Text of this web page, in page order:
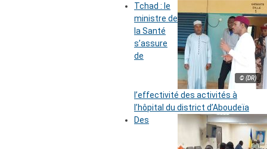
© (DR)
Tchad : le
ministre de
la Santé
s’assure
de
l’effectivité des activités à
l’hôpital du district d’Aboudeïa
Des